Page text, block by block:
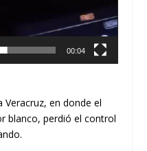
00:04
Veracruz, en donde el
blanco, perdió el control